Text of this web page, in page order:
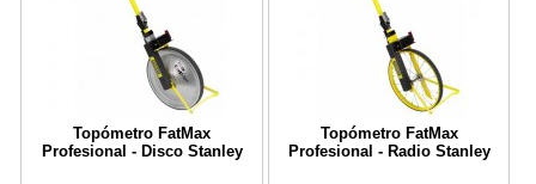
Topómetro FatMax
Profesional - Disco Stanley
Topómetro FatMax
Profesional - Radio Stanley